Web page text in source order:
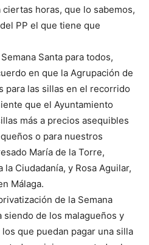
horas, que lo sabemos,
PP el que tiene que
Santa para todos,
en que la Agrupación de
para las sillas en el recorrido
que el Ayuntamiento
más a precios asequibles
o para nuestros
María de la Torre,
Ciudadanía, y Rosa Aguilar,
Málaga.
de la Semana
siendo de los malagueños y
que puedan pagar una silla